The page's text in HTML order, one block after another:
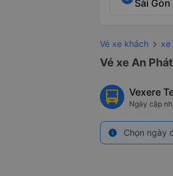
Vé xe khách xe
Vé xe An
Vexere
Ngày cập
info Chọn ngày